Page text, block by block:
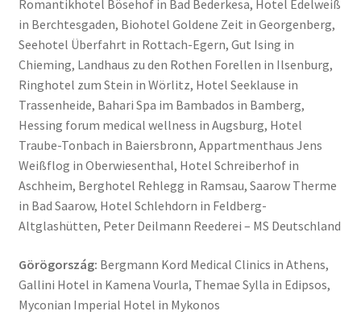
Romantikhotel Bösehof in Bad Bederkesa, Hotel Edelweiß
in Berchtesgaden, Biohotel Goldene Zeit in Georgenberg,
Seehotel Überfahrt in Rottach-Egern, Gut Ising in
Chieming, Landhaus zu den Rothen Forellen in Ilsenburg,
Ringhotel zum Stein in Wörlitz, Hotel Seeklause in
Trassenheide, Bahari Spa im Bambados in Bamberg,
Hessing forum medical wellness in Augsburg, Hotel
Traube-Tonbach in Baiersbronn, Appartmenthaus Jens
Weißflog in Oberwiesenthal, Hotel Schreiberhof in
Aschheim, Berghotel Rehlegg in Ramsau, Saarow Therme
in Bad Saarow, Hotel Schlehdorn in Feldberg-
Altglashütten, Peter Deilmann Reederei – MS Deutschland
Görögország: Bergmann Kord Medical Clinics in Athens,
Gallini Hotel in Kamena Vourla, Themae Sylla in Edipsos,
Myconian Imperial Hotel in Mykonos